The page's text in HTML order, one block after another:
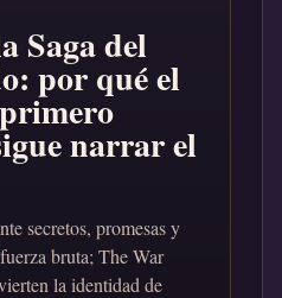
Saga del
por qué el
narrar el
secretos, promesas y
bruta; The War
la identidad de